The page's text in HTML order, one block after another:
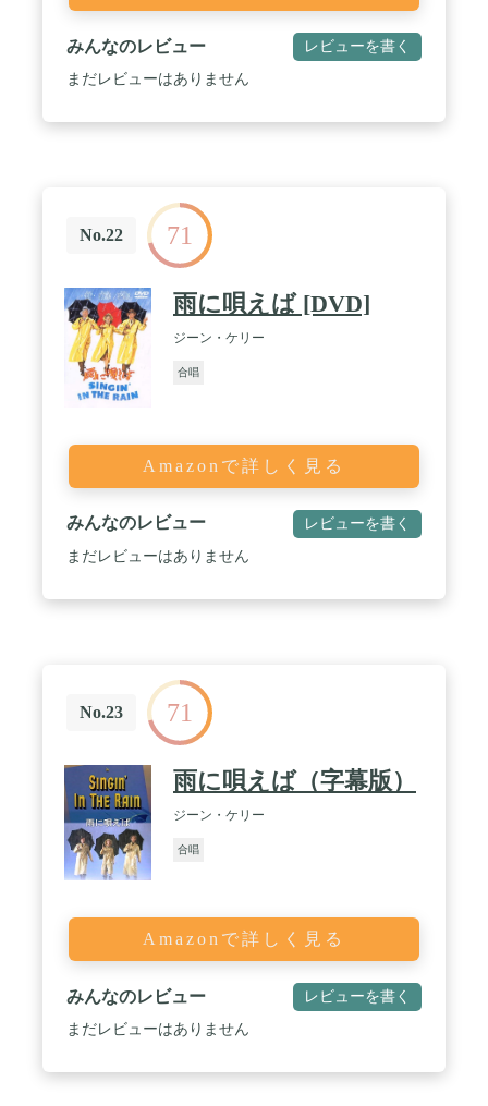
みんなのレビュー レビューを書く
まだレビューはありません
No.22 71
雨に唄えば [DVD]
ジーン・ケリー
合唱
Amazonで詳しく見る
みんなのレビュー レビューを書く
まだレビューはありません
No.23 71
雨に唄えば（字幕版）
ジーン・ケリー
合唱
Amazonで詳しく見る
みんなのレビュー レビューを書く
まだレビューはありません